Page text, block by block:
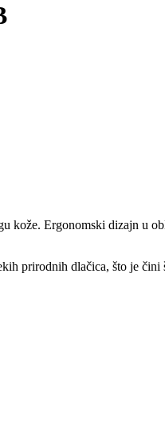
kože. Ergonomski dizajn u
prirodnih dlačica, što je